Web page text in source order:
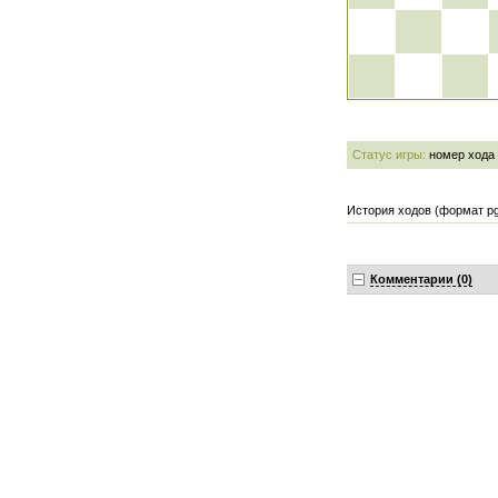
Статус игры: номер хода
История ходов (формат
Комментарии (0)